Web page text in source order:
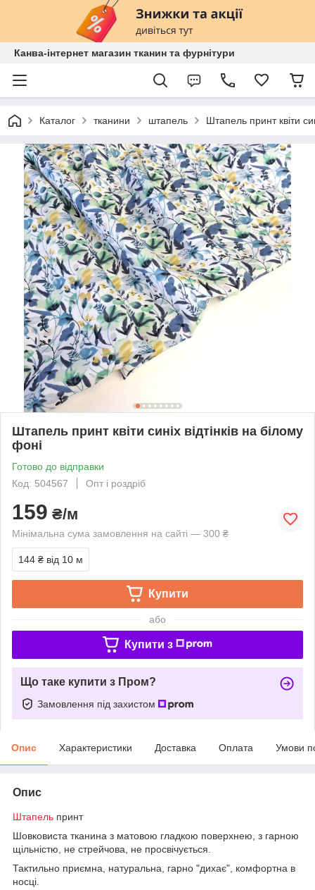
Канва-інтернет магазин тканин та фурнітури
Каталог тканини штапель Штапель принт квіти
Штапель принт квіти синіх відтінків на білому
фоні
Готово до відправки
Код: 504567
Опт і роздріб
159 ₴/м
Мінімальна сума замовлення на сайті — 300 ₴
144 ₴ від 10 м
Купити
або
Купити з
Що таке купити з Пром?
Замовлення під захистом
Опис Характеристики Доставка Оплата Умови
Опис
Штапель принт
Шовковиста тканина з матовою гладкою поверхнею, з гарною
щільністю, не стрейчова, не просвічується.
Тактильно приємна, натуральна, гарно "дихає", комфортна в
носці.